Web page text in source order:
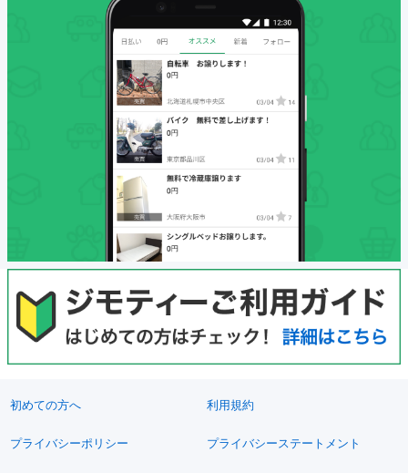
初めての方へ 利用規約
プライバシーポリシー プライバシーステートメント